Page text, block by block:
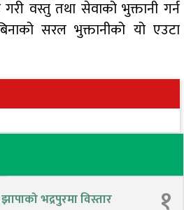
वस्तु तथा सेवाको भुक्तानी गर्न
सरल भुक्तानीको यो एउटा
भद्रपुरमा विस्तार १